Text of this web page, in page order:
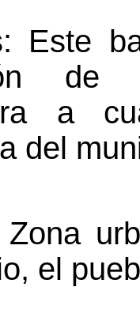
Este
de
a
del
Zona
el